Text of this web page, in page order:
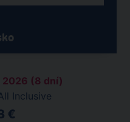
2026 (8 dní)
Inclusive
€